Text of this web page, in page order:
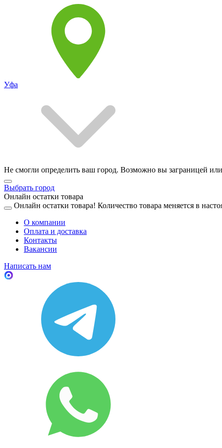
Уфа
Не смогли определить ваш город. Возможно вы заграницей или
Выбрать город
Онлайн остатки товара
Онлайн остатки товара! Количество товара меняется в
О компании
Оплата и доставка
Контакты
Вакансии
Написать нам